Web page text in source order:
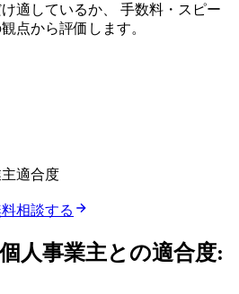
適しているか、 手数料・スピー
点から評価します。
適合度
相談する
人事業主との適合度: